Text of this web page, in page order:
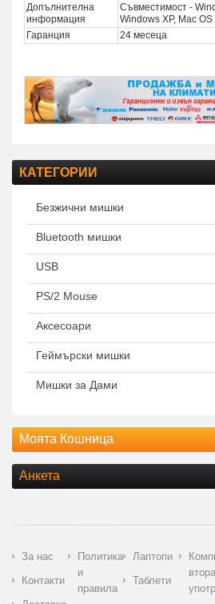
Допълнителна
информация
Съвместимост -
Windows XP, Mac OS
Гаранция
24 месеца
КАТЕГОРИИ
Безжични мишки
Bluetooth мишки
USB
PS/2 Mouse
Аксесоари
Геймърски мишки
Мишки за Дами
Моята Кошница
Анкета
За нас
Контакти
Политика
и
правила
Лаптопи
Таблети
втора